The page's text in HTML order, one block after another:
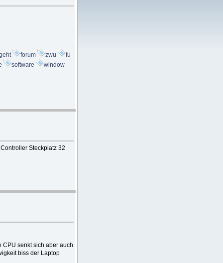
forum zwu
fu
software
window
Steckplatz 32
senkt sich aber auch
biss der Laptop